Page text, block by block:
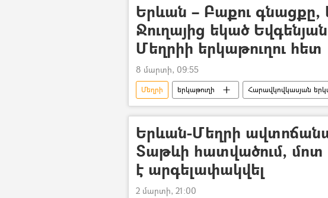
Երևան – Բաքու գնացքը,
Ջուղայից եկած
Մեղրիի երկաթուղու հետ
8 մարտի, 09:55
Մեղրի երկաթուղի Հարավկովկասյան
Երևան
Բաքու
Երևան-Մեղրի
Տաթևի հատվածում,
է արգելափակվել
2 մարտի, 21:00